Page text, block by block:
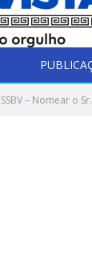
– Nomear o